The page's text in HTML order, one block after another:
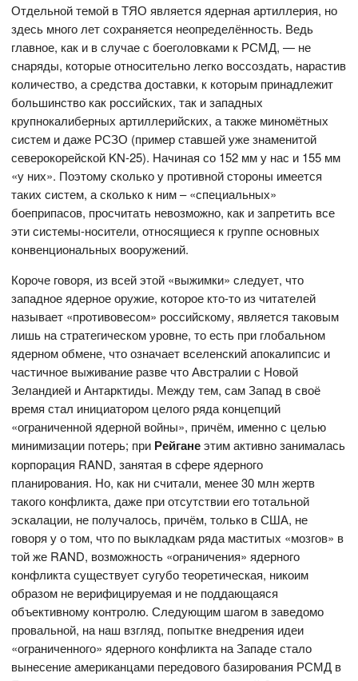
Отдельной темой в ТЯО является ядерная артиллерия, но
здесь много лет сохраняется неопределённость. Ведь
главное, как и в случае с боеголовками к РСМД, — не
снаряды, которые относительно легко воссоздать, нарастив
количество, а средства доставки, к которым принадлежит
большинство как российских, так и западных
крупнокалиберных артиллерийских, а также миномётных
систем и даже РСЗО (пример ставшей уже знаменитой
северокорейской KN-25). Начиная со 152 мм у нас и 155 мм
«у них». Поэтому сколько у противной стороны имеется
таких систем, а сколько к ним – «специальных»
боеприпасов, просчитать невозможно, как и запретить все
эти системы-носители, относящиеся к группе основных
конвенциональных вооружений.
Короче говоря, из всей этой «выжимки» следует, что
западное ядерное оружие, которое кто-то из читателей
называет «противовесом» российскому, является таковым
лишь на стратегическом уровне, то есть при глобальном
ядерном обмене, что означает вселенский апокалипсис и
частичное выживание разве что Австралии с Новой
Зеландией и Антарктиды. Между тем, сам Запад в своё
время стал инициатором целого ряда концепций
«ограниченной ядерной войны», причём, именно с целью
минимизации потерь; при Рейганеэтим активно занималась
корпорация RAND, занятая в сфере ядерного
планирования. Но, как ни считали, менее 30 млн жертв
такого конфликта, даже при отсутствии его тотальной
эскалации, не получалось, причём, только в США, не
говоря у о том, что по выкладкам ряда маститых «мозгов» в
той же RAND, возможность «ограничения» ядерного
конфликта существует сугубо теоретическая, никоим
образом не верифицируемая и не поддающаяся
объективному контролю. Следующим шагом в заведомо
провальной, на наш взгляд, попытке внедрения идеи
«ограниченного» ядерного конфликта на Западе стало
вынесение американцами передового базирования РСМД в